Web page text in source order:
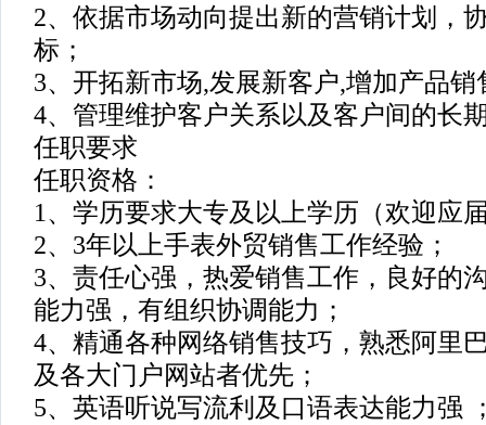
2、依据市场动向提出新的营销计划，
标；
3、开拓新市场,发展新客户,增加产品
4、管理维护客户关系以及客户间的长
任职要求
任职资格：
1、学历要求大专及以上学历（欢迎应
2、3年以上手表外贸销售工作经验；
3、责任心强，热爱销售工作，良好的
能力强，有组织协调能力；
4、精通各种网络销售技巧，熟悉阿里
及各大门户网站者优先；
5、英语听说写流利及口语表达能力强